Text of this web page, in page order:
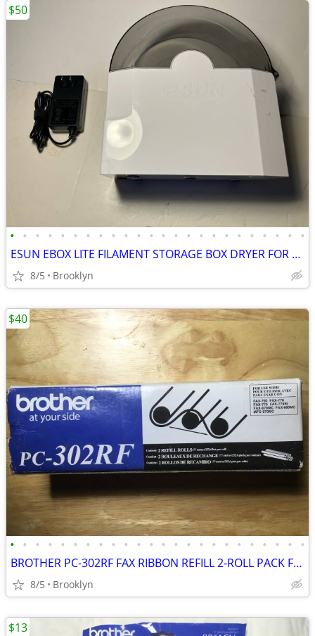
• • • • • • • • • • • • • • • • • • • • • • • •
ESUN EBOX LITE FILAMENT STORAGE BOX DRYER FOR 3D PRINTING MATERIAL PRO
8/5 Brooklyn
$50
• • • • • • • • • • • • • • • • • • • • • • • •
BROTHER PC-302RF FAX RIBBON REFILL 2-ROLL PACK FOR BROTHER PLAIN PAPER
8/5 Brooklyn
$40
$13